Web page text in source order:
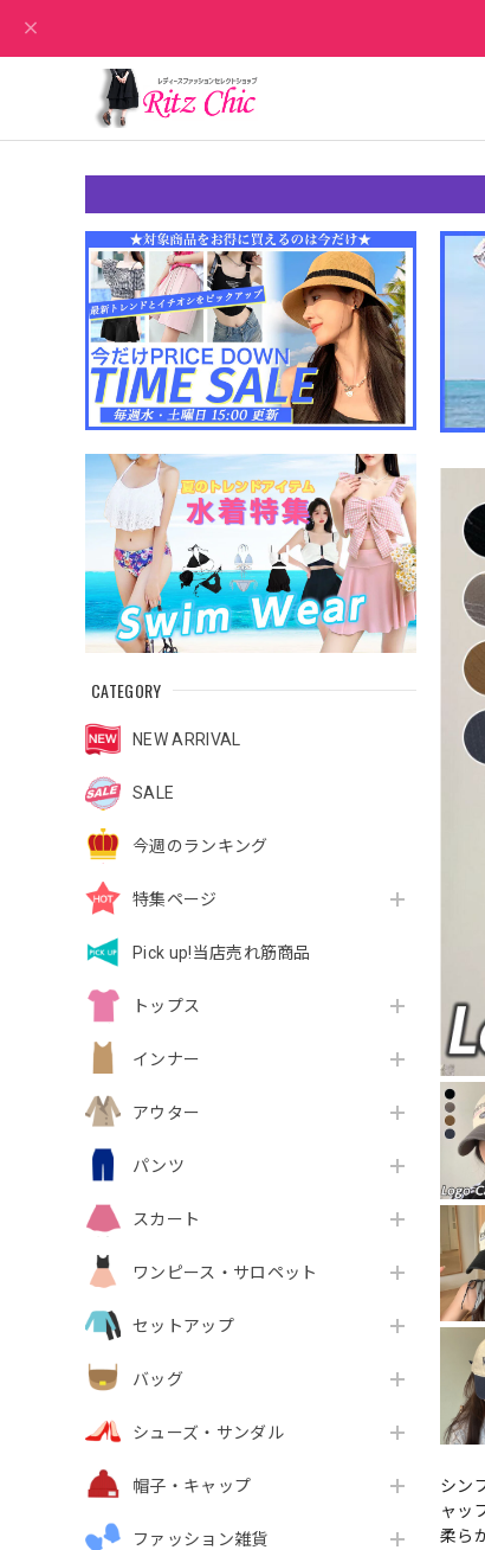
CATEGORY
NEW ARRIVAL
SALE
今週のランキング
特集ページ
Pick up!当店売れ筋商品
トップス
インナー
アウター
パンツ
スカート
ワンピース・サロペット
セットアップ
バッグ
シューズ・サンダル
帽子・キャップ
ファッション雑貨
シン
ャッ
柔ら